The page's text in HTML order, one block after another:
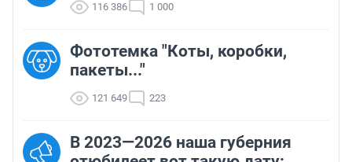
116 386 1 000
Фототемка "Коты, коробки,
пакеты..."
121 649 223
В 2023—2026 наша губерния